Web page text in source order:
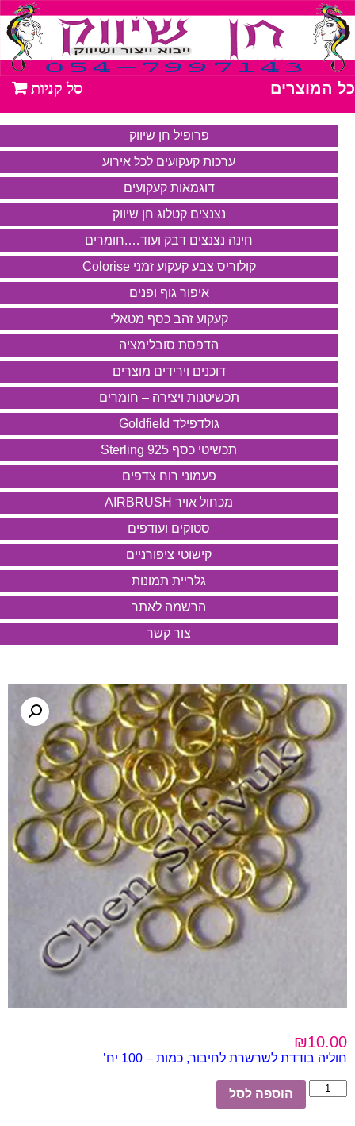
כל המוצרים
פרופיל חן שיווק
ערכות קעקועים לכל אירוע
דוגמאות קעקועים
נצנצים קטלוג חן שיווק
חינה נצנצים דבק ועוד….חומרים
קולוריס צבע קעקוע זמני Colorise
איפור גוף ופנים
קעקוע זהב כסף מטאלי
הדפסת סובלימציה
דוכנים וירידים מוצרים
תכשיטנות ויצירה – חומרים
גולדפילד Goldfield
תכשיטי כסף 925 Sterling
פעמוני רוח צדפים
מכחול אויר AIRBRUSH
סטוקים ועודפים
קישוטי ציפורניים
גלריית תמונות
הרשמה לאתר
צור קשר
₪10.00
חוליה בודדת לשרשרת לחיבור, כמות – 100 יח’
כמות
של
הוספה לסל